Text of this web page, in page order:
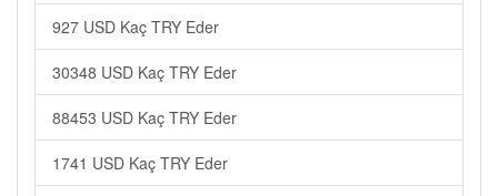
927 USD Kaç TRY Eder
30348 USD Kaç TRY Eder
88453 USD Kaç TRY Eder
1741 USD Kaç TRY Eder